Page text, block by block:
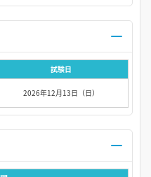
試験日
2026年12月13日（日）